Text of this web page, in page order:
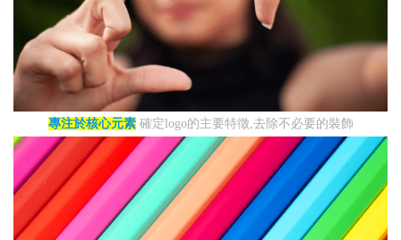
專注於核心元素確定logo的主要特徵,去除不必要的裝飾